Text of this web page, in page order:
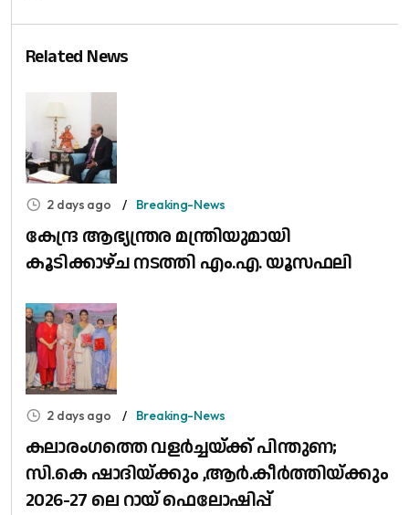
Related News
2 days ago Breaking-News
കേന്ദ്ര ആഭ്യന്ത്രര മന്ത്രിയുമായി
കൂടിക്കാഴ്ച നടത്തി എം.എ. യൂസഫലി
2 days ago Breaking-News
കലാരംഗത്തെ വളർച്ചയ്ക്ക് പിന്തുണ;
സി.കെ ഷാദിയ്ക്കും ,ആർ.കീർത്തിയ്ക്കും
2026-27 ലെ റായ് ഫെലോഷിപ്പ്